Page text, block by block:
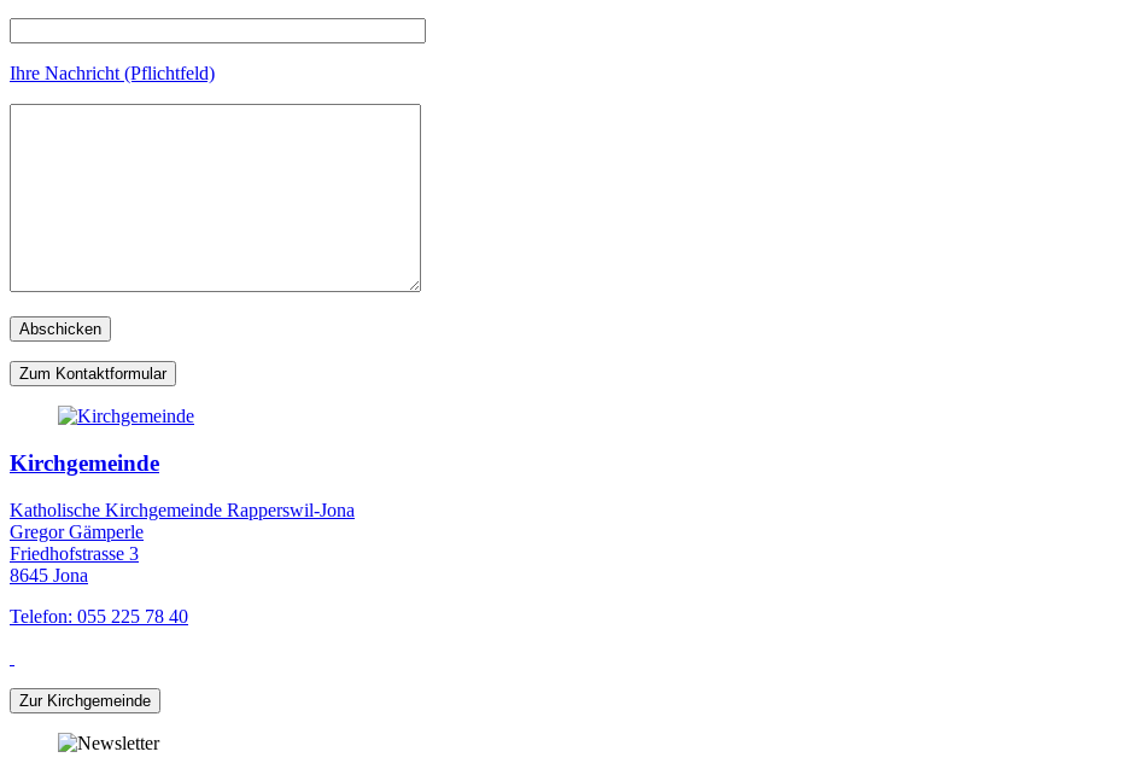
Ihre Nachricht (Pflichtfeld)
Zum Kontaktformular
Kirchgemeinde
Katholische Kirchgemeinde Rapperswil-Jona
Gregor Gämperle
Friedhofstrasse 3
8645 Jona
Telefon: 055 225 78 40
Zur Kirchgemeinde